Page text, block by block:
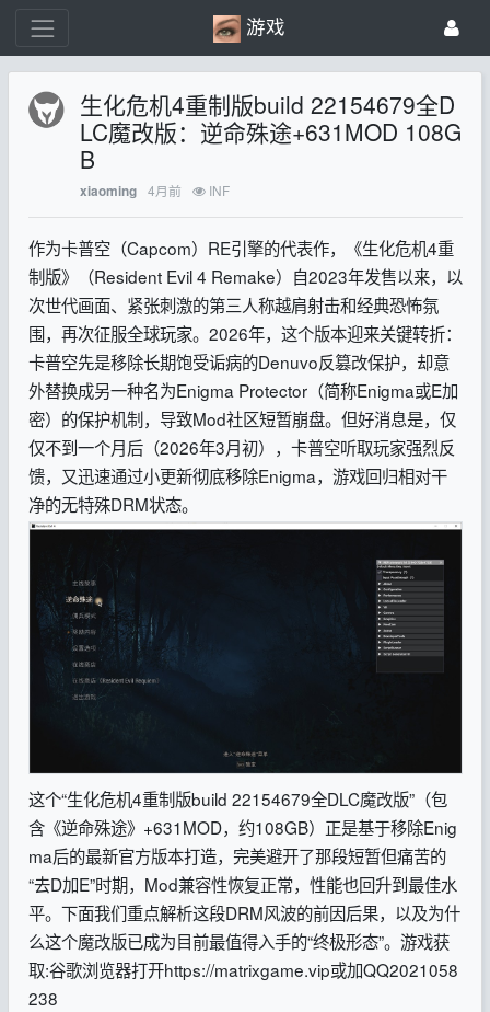
游戏
生化危机4重制版build 22154679全D
LC魔改版：逆命殊途+631MOD 108G
B
xiaoming 4月前 INF
作为卡普空（Capcom）RE引擎的代表作，《生化危机4重
制版》（Resident Evil 4 Remake）自2023年发售以来，以
次世代画面、紧张刺激的第三人称越肩射击和经典恐怖氛
围，再次征服全球玩家。2026年，这个版本迎来关键转折：
卡普空先是移除长期饱受诟病的Denuvo反篡改保护，却意
外替换成另一种名为Enigma Protector（简称Enigma或E加
密）的保护机制，导致Mod社区短暂崩盘。但好消息是，仅
仅不到一个月后（2026年3月初），卡普空听取玩家强烈反
馈，又迅速通过小更新彻底移除Enigma，游戏回归相对干
净的无特殊DRM状态。
这个“生化危机4重制版build 22154679全DLC魔改版”（包
含《逆命殊途》+631MOD，约108GB）正是基于移除Enig
ma后的最新官方版本打造，完美避开了那段短暂但痛苦的
“去D加E”时期，Mod兼容性恢复正常，性能也回升到最佳水
平。下面我们重点解析这段DRM风波的前因后果，以及为什
么这个魔改版已成为目前最值得入手的“终极形态”。 游戏获
取:谷歌浏览器打开https://matrixgame.vip或加QQ2021058
238